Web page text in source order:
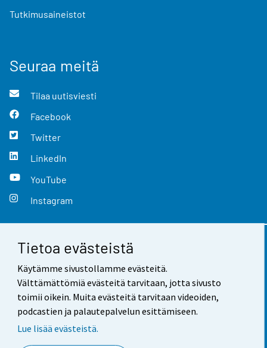
Tietoa evästeistä
Käytämme sivustollamme evästeitä.
Välttämättömiä evästeitä tarvitaan, jotta sivusto
toimii oikein. Muita evästeitä tarvitaan videoiden,
podcastien ja palautepalvelun esittämiseen.
Lue lisää evästeistä.
Tutkimusaineistot
Seuraa meitä
Tilaa uutisviesti
Facebook
Twitter
LinkedIn
YouTube
Instagram
Yhteystiedot
Palaute
Käyttöehdot
Saavutettavuus